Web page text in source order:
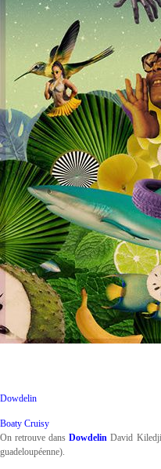
Dowdelin
Boaty Cruisy
On retrouve dansDowdelin David
guadeloupéenne).